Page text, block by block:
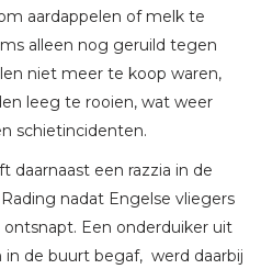
aardappelen of melk te
alleen nog geruild tegen
niet meer te koop waren,
leeg te rooien, wat weer
schietincidenten.
daarnaast een razzia in de
nadat Engelse vliegers
Een onderduiker uit
in de buurt begaf, werd daarbij